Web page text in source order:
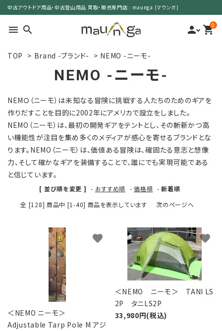
中古アウトドア用品・中古登山用品 買取・販売専門店 : maunga (マウンガ)
menu search person 0
shopping_cart
カテゴリーで選ぶ
サイズで選ぶ
特集で選ぶ
価格で選ぶ
INFORMATION
ACCOUNT MENU
TOP > Brand -ブランド- > NEMO -ニーモ-
NEMO -ニーモ-
NEMＯ（ニーモ）は未知なる冒険に挑戦する人たちのためのギアを
作りだすことを目的に2002年にアメリカで設立をしました。
NEMO（ニーモ）は、最初の開発ギアをテントとし、その斬新かつ高
い機能性が注目を集め多くのメディアが感心を寄せるブランドとな
ります。NEMO（ニーモ）は、価値ある冒険は、確固たる意志と想像
力、そして確かなギアを装備することで、誰にでも実現可能である
と信じています。
[ 並び順を変更 ] - おすすめ順 -価格順 -新着順
全 [128] 商品中 [1-40] 商品を表示しています
次のページへ
＜NEMO ニーモ＞
Adjustable Tarp Pole M アジ
favorite
＜NEMO ニーモ＞ TANI LS
2P タニLS2P
33,980円(税込)
favorite